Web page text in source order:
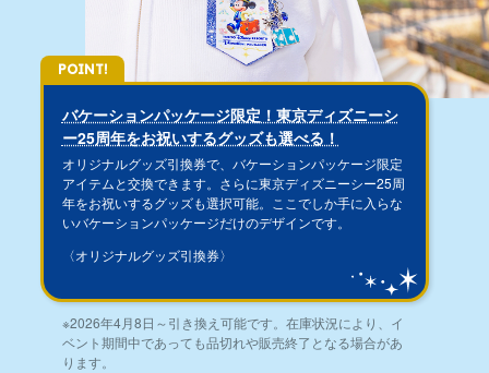
POINT!
バケーションパッケージ限定！東京ディズニーシ
ー25周年をお祝いするグッズも選べる！
オリジナルグッズ引換券で、バケーションパッケージ限定
アイテムと交換できます。さらに東京ディズニーシー25周
年をお祝いするグッズも選択可能。ここでしか手に入らな
いバケーションパッケージだけのデザインです。
〈オリジナルグッズ引換券〉
※2026年4月8日～引き換え可能です。在庫状況により、イ
ベント期間中であっても品切れや販売終了となる場合があ
ります。